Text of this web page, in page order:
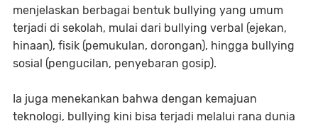
menjelaskan berbagai bentuk bullying yang umum
terjadi di sekolah, mulai dari bullying verbal (ejekan,
hinaan), fisik (pemukulan, dorongan), hingga bullying
sosial (pengucilan, penyebaran gosip).
Ia juga menekankan bahwa dengan kemajuan
teknologi, bullying kini bisa terjadi melalui rana dunia